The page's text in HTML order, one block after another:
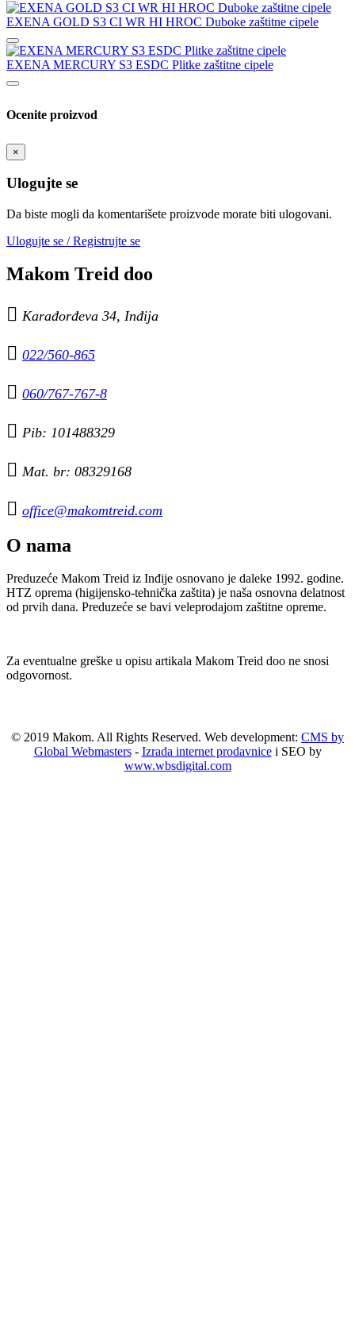
EXENA GOLD S3 CI WR HI HROC Duboke zaštitne cipele
EXENA MERCURY S3 ESDC Plitke zaštitne cipele
Ocenite proizvod
×
Ulogujte se
Da biste mogli da komentarišete proizvode morate biti ulogovani.
Ulogujte se / Registrujte se
Makom Treid doo
 Karađorđeva 34, Inđija
 022/560-865
 060/767-767-8
 Pib: 101488329
 Mat. br: 08329168
 office@makomtreid.com
O nama
Preduzeće Makom Treid iz Inđije osnovano je daleke 1992. godine.
HTZ oprema (higijensko-tehnička zaštita) je naša osnovna delatnost
od prvih dana. Preduzeće se bavi veleprodajom zaštitne opreme.
Za eventualne greške u opisu artikala Makom Treid doo ne snosi
odgovornost.
© 2019 Makom. All Rights Reserved. Web development: CMS by
Global Webmasters- Izrada internet prodavnicei SEO by
www.wbsdigital.com